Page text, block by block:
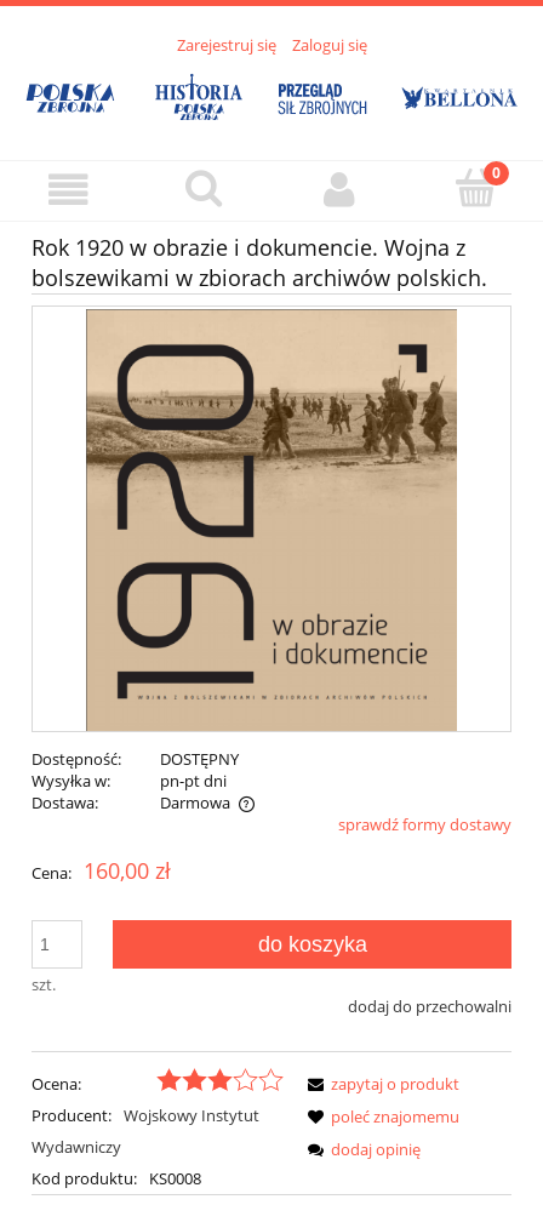
Zarejestruj się Zaloguj się
Rok 1920 w obrazie i dokumencie. Wojna z
bolszewikami w zbiorach archiwów polskich.
Dostępność:
DOSTĘPNY
Wysyłka w:
pn-pt dni
Dostawa:
Darmowa
Cena nie zawiera ewentualnych kosztów płatnościsprawdź formy dostawy
Cena: 160,00 zł
szt.
do koszyka
dodaj do przechowalni
Ocena:
Producent: Wojskowy Instytut
Wydawniczy
Kod produktu:
KS0008
zapytaj o produkt
poleć znajomemu
dodaj opinię